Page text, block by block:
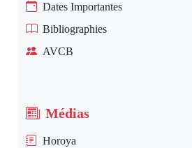
Dates Importantes
Bibliographies
AVCB
Médias
Horoya